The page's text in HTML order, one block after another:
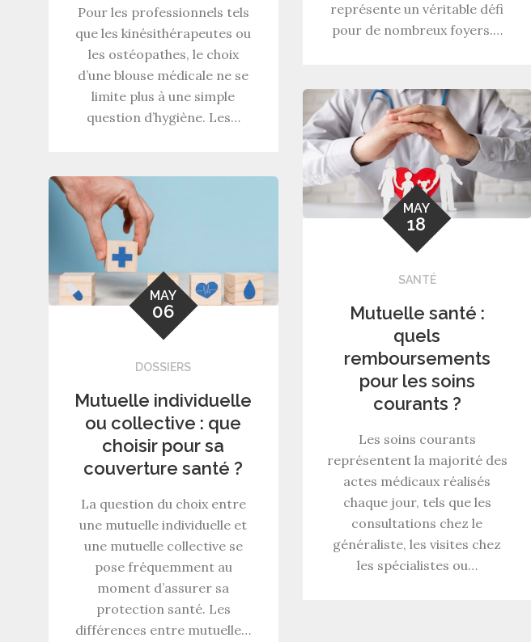
représente un véritable défi
pour de nombreux foyers.…
Pour les professionnels tels
que les kinésithérapeutes ou
les ostéopathes, le choix
d’une blouse médicale ne se
limite plus à une simple
question d’hygiène. Les…
MAY
18
SANTÉ
Mutuelle santé :
quels
remboursements
pour les soins
courants ?
Les soins courants
représentent la majorité des
actes médicaux réalisés
chaque jour, tels que les
consultations chez le
généraliste, les visites chez
les spécialistes ou…
MAY
06
DOSSIERS
Mutuelle individuelle
ou collective : que
choisir pour sa
couverture santé ?
La question du choix entre
une mutuelle individuelle et
une mutuelle collective se
pose fréquemment au
moment d’assurer sa
protection santé. Les
différences entre mutuelle…